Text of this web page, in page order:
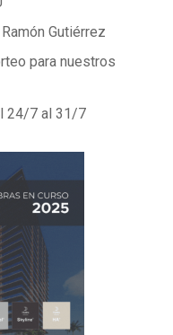
Gutiérrez
para nuestros
24/7 al 31/7